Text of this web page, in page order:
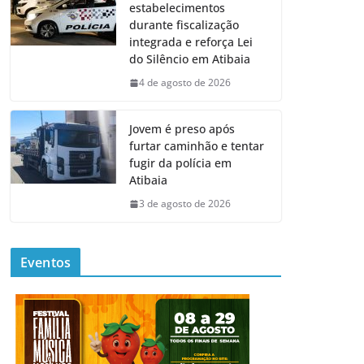
estabelecimentos
durante fiscalização
integrada e reforça Lei
do Silêncio em Atibaia
4 de agosto de 2026
Jovem é preso após
furtar caminhão e tentar
fugir da polícia em
Atibaia
3 de agosto de 2026
Eventos